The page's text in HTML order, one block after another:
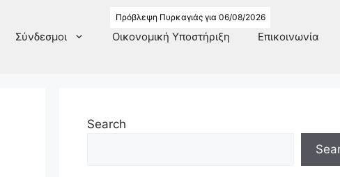
Πρόβλεψη Πυρκαγιάς για 06/08/2026
Σύνδεσμοι Οικονομική Υποστήριξη Επικοινωνία
Search